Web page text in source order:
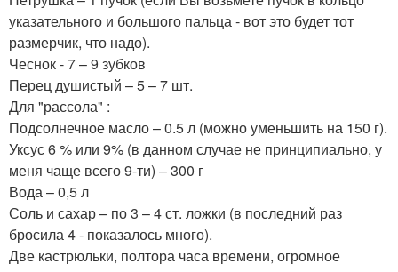
указательного и большого пальца - вот это будет тот
размерчик, что надо).
Чеснок - 7 – 9 зубков
Перец душистый – 5 – 7 шт.
Для "рассола" :
Подсолнечное масло – 0.5 л (можно уменьшить на 150 г).
Уксус 6 % или 9% (в данном случае не принципиально, у
меня чаще всего 9-ти) – 300 г
Вода – 0,5 л
Соль и сахар – по 3 – 4 ст. ложки (в последний раз
бросила 4 - показалось много).
Две кастрюльки, полтора часа времени, огромное